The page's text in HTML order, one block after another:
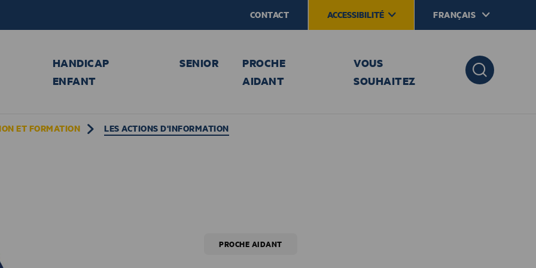
CONTACT ACCESSIBILITÉ FRANÇAIS
HANDICAP
ENFANT
SENIOR
PROCHE
AIDANT
VOUS
SOUHAITEZ
ET FORMATION LES ACTIONS D'INFORMATION
PROCHE AIDANT